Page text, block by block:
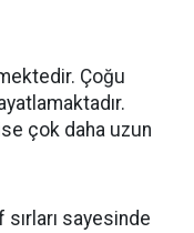
Çoğu
çok daha uzun
sayesinde